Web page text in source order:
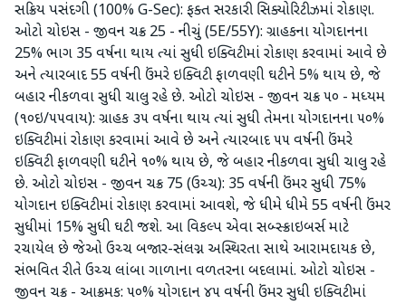
સક્રિય પસંદગી (100% G-Sec): ફક્ત સરકારી સિક્યોરિટીઝમાં રોકાણ.
ઓટો ચોઇસ - જીવન ચક્ર 25 - નીચું (5E/55Y): ગ્રાહકના યોગદાનના
25% ભાગ 35 વર્ષના થાય ત્યાં સુધી ઇક્વિટીમાં રોકાણ કરવામાં આવે છે
અને ત્યારબાદ 55 વર્ષની ઉંમરે ઇક્વિટી ફાળવણી ઘટીને 5% થાય છે, જે
બહાર નીકળવા સુધી ચાલુ રહે છે. ઓટો ચોઇસ - જીવન ચક્ર ૫૦ - મધ્યમ
(૧૦ઇ/૫૫વાય): ગ્રાહક ૩૫ વર્ષના થાય ત્યાં સુધી તેમના યોગદાનના ૫૦%
ઇક્વિટીમાં રોકાણ કરવામાં આવે છે અને ત્યારબાદ ૫૫ વર્ષની ઉંમરે
ઇક્વિટી ફાળવણી ઘટીને ૧૦% થાય છે, જે બહાર નીકળવા સુધી ચાલુ રહે
છે. ઓટો ચોઇસ - જીવન ચક્ર 75 (ઉચ્ચ): 35 વર્ષની ઉંમર સુધી 75%
યોગદાન ઇક્વિટીમાં રોકાણ કરવામાં આવશે, જે ધીમે ધીમે 55 વર્ષની ઉંમર
સુધીમાં 15% સુધી ઘટી જશે. આ વિકલ્પ એવા સબ્સ્ક્રાઇબર્સ માટે
રચાયેલ છે જેઓ ઉચ્ચ બજાર-સંલગ્ન અસ્થિરતા સાથે આરામદાયક છે,
સંભવિત રીતે ઉચ્ચ લાંબા ગાળાના વળતરના બદલામાં. ઓટો ચોઇસ -
જીવન ચક્ર - આક્રમક: ૫૦% યોગદાન ૪૫ વર્ષની ઉંમર સુધી ઇક્વિટીમાં